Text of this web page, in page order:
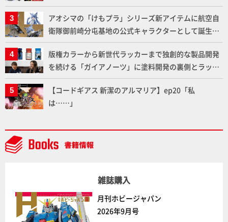
りに!!【試し読み】
アオシマの「けもプラ」シリーズ新アイテムに航空自
衛隊御前崎分屯基地の公式キャラクターとして誕生し
た「おまねこ」が着任！けもプラ公式サイト限定版と
通常版の2ラインで発売！
版権カラーから新世代ラッカーまで独創的な製品開発
を続ける「ガイアノーツ」に塗料開発の裏側とラッカ
ー塗料の未来についてインタビュー！
【コードギアス 新潔のアルマリア】ep20「私
は……」
雑誌購入
月刊ホビージャパン
2026年9月号